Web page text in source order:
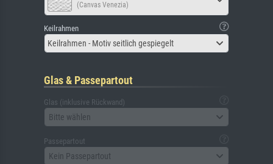
(Canvas Venezia)
Keilrahmen
Keilrahmen - Motiv seitlich gespiegelt
Glas & Passepartout
Glas (inklusive Rückwand)
Bitte wählen
Passepartout
Kein Passepartout